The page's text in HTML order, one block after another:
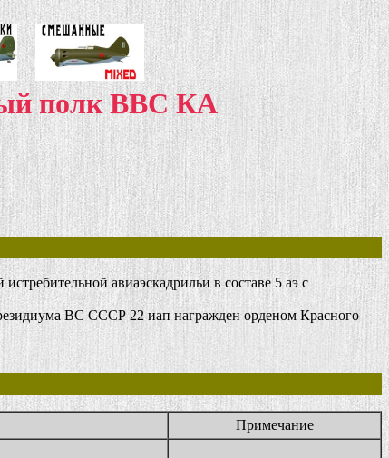
полк ВВС КА
авиаэскадрильи в составе 5 аэ с
ВС СССР 22 иап награжден орденом Красного
Примечание